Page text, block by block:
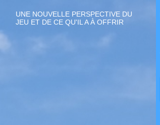
UNE NOUVELLE PERSPECTIVE DU
JEU ET DE CE QU'IL A À OFFRIR